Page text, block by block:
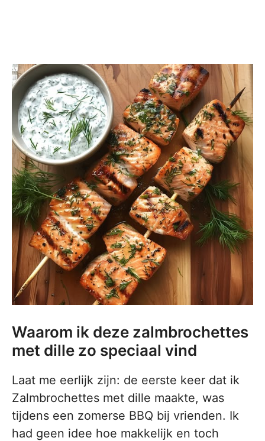
Waarom ik deze zalmbrochettes
met dille zo speciaal vind
Laat me eerlijk zijn: de eerste keer dat ik
Zalmbrochettes met dille maakte, was
tijdens een zomerse BBQ bij vrienden. Ik
had geen idee hoe makkelijk en toch